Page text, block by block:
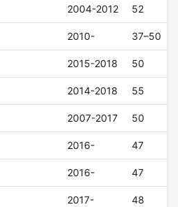
2004-2012 52
2010- 37–50
2015-2018 50
2014-2018 55
2007-2017 50
2016- 47
2016- 47
2017- 48